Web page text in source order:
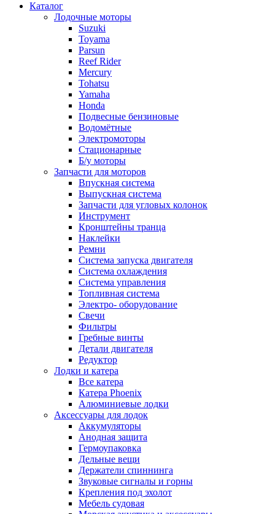
Каталог
Лодочные моторы
Suzuki
Toyama
Parsun
Reef Rider
Mercury
Tohatsu
Yamaha
Honda
Подвесные бензиновые
Водомётные
Электромоторы
Стационарные
Б/у моторы
Запчасти для моторов
Впускная система
Выпускная система
Запчасти для угловых колонок
Инструмент
Кронштейны транца
Наклейки
Ремни
Система запуска двигателя
Система охлаждения
Система управления
Топливная система
Электро- оборудование
Свечи
Фильтры
Гребные винты
Детали двигателя
Редуктор
Лодки и катера
Все катера
Катера Phoenix
Алюминиевые лодки
Аксессуары для лодок
Аккумуляторы
Анодная защита
Гермоупаковка
Дельные вещи
Держатели спиннинга
Звуковые сигналы и горны
Крепления под эхолот
Мебель судовая